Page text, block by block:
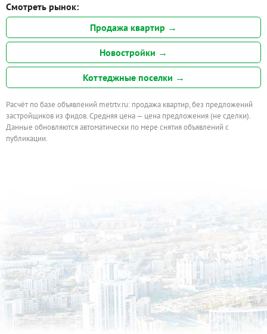
Смотреть рынок:
Продажа квартир →
Новостройки →
Коттеджные поселки →
Расчёт по базе объявлений metrtv.ru: продажа квартир, без предложений
застройщиков из фидов. Средняя цена — цена предложения (не сделки).
Данные обновляются автоматически по мере снятия объявлений с
публикации.